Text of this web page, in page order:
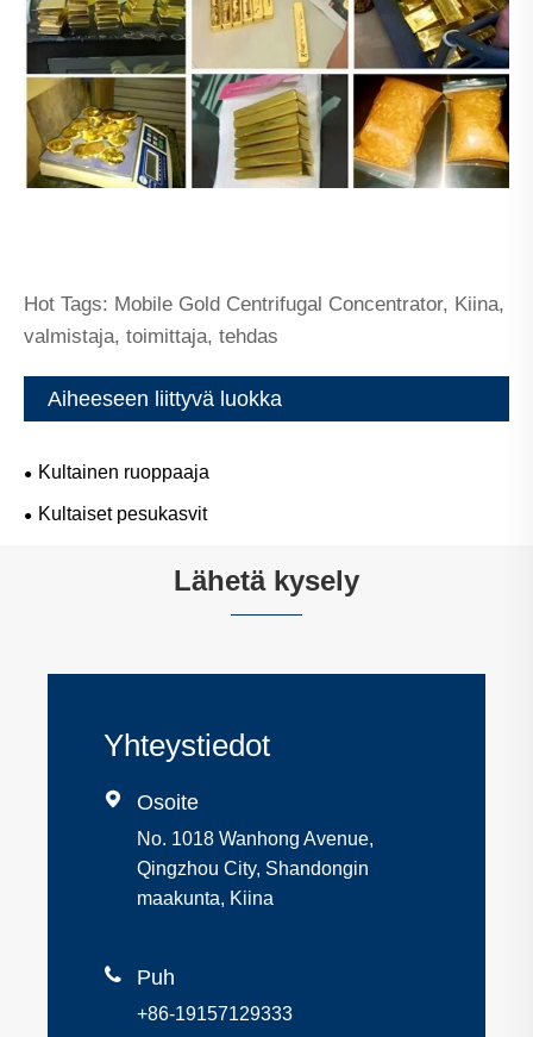
Hot Tags: Mobile Gold Centrifugal Concentrator, Kiina,
valmistaja, toimittaja, tehdas
Aiheeseen liittyvä luokka
Kultainen ruoppaaja
Kultaiset pesukasvit
Lähetä kysely
Yhteystiedot
 Osoite
No. 1018 Wanhong Avenue,
Qingzhou City, Shandongin
maakunta, Kiina
 Puh
+86-19157129333